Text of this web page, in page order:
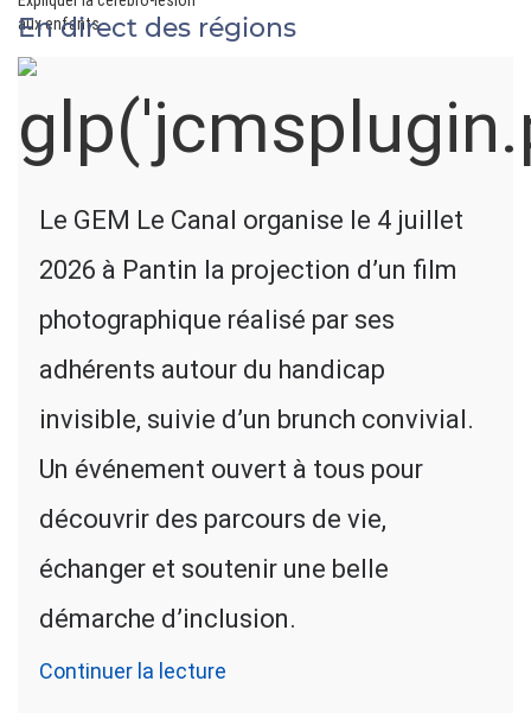
aux enfants
En direct des régions
Le GEM Le Canal organise le 4 juillet
2026 à Pantin la projection d’un film
photographique réalisé par ses
adhérents autour du handicap
invisible, suivie d’un brunch convivial.
Un événement ouvert à tous pour
découvrir des parcours de vie,
échanger et soutenir une belle
démarche d’inclusion.
Continuer la lecture